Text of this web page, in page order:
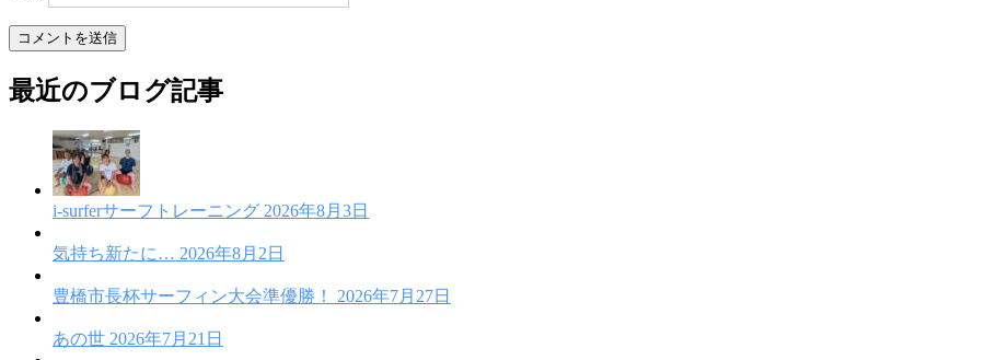
最近のブログ記事
i-surferサーフトレーニング 2026年8月3日
気持ち新たに… 2026年8月2日
豊橋市長杯サーフィン大会準優勝！ 2026年7月27日
あの世 2026年7月21日